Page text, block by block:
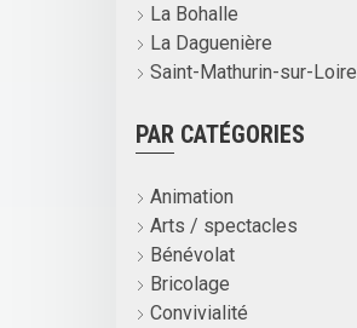
La Bohalle
La Daguenière
Saint-Mathurin-sur-Loire
PAR CATÉGORIES
Animation
Arts / spectacles
Bénévolat
Bricolage
Convivialité